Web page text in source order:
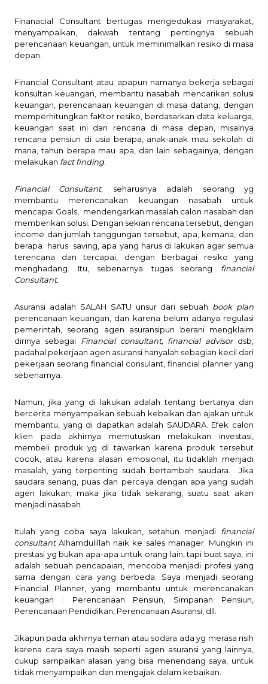
Finanacial Consultant bertugas mengedukasi masyarakat,
menyampaikan, dakwah tentang pentingnya sebuah
perencanaan keuangan, untuk meminimalkan resiko di masa
depan.
Financial Consultant atau apapun namanya bekerja sebagai
konsultan keuangan, membantu nasabah mencarikan solusi
keuangan, perencanaan keuangan di masa datang, dengan
memperhitungkan faKtor resiko, berdasarkan data keluarga,
keuangan saat ini dan rencana di masa depan, misalnya
rencana pensiun di usia berapa, anak-anak mau sekolah di
mana, tahun berapa mau apa, dan lain sebagainya, dengan
melakukan fact finding.
Financial Consultant, seharusnya adalah seorang yg
membantu merencanakan keuangan nasabah untuk
mencapai Goals,
mendengarkan masalah calon nasabah dan
memberikan solusi. Dengan sekian rencana tersebut, dengan
income dan jumlah tanggungan tersebut, apa, kemana, dan
berapa harus saving, apa yang harus di lakukan agar semua
terencana dan tercapai, dengan berbagai resiko yang
menghadang. Itu, sebenarnya tugas seorang financial
Consultant.
Asuransi adalah SALAH SATU unsur dari sebuah book plan
perencanaan keuangan , dan karena belum adanya regulasi
pemerintah, seorang agen asuransipun berani mengklaim
dirinya sebagai Financial consultant, financial advisor dsb,
padahal pekerjaan agen asuransi hanyalah sebagian kecil dari
pekerjaan seorang financial consulant, financial planner yang
sebenarnya.
Namun, jika yang di lakukan adalah tentang bertanya dan
bercerita menyampaikan sebuah kebaikan dan ajakan untuk
membantu, yang di dapatkan adalah SAUDARA. Efek calon
klien pada akhirnya memutuskan melakukan investasi,
membeli produk yg di tawarkan karena produk tersebut
cocok, atau karena alasan emosional, itu tidaklah menjadi
masalah, yang terpenting sudah bertambah saudara. Jika
saudara senang, puas dan percaya dengan apa yang sudah
agen lakukan, maka jika tidak sekarang, suatu saat akan
menjadi nasabah.
Itulah yang coba saya lakukan, setahun menjadi financial
consultantAlhamdulillah naik ke sales manager. Mungkin ini
prestasi yg bukan apa-apa untuk orang lain, tapi buat saya, ini
adalah sebuah pencapaian, mencoba menjadi profesi yang
sama dengan cara yang berbeda. Saya menjadi seorang
Financial Planner, yang membantu untuk merencanakan
keuangan : Perencanaan Pensiun, Simpanan Pensiun,
Perencanaan Pendidikan, Perencanaan Asuransi, dll.
Jikapun pada akhirnya teman atau sodara ada yg merasa risih
karena cara saya masih seperti agen asuransi yang lainnya,
cukup sampaikan alasan yang bisa menendang saya, untuk
tidak menyampaikan dan mengajak dalam kebaikan.